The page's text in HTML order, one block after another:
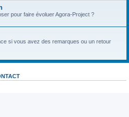
pour faire évoluer Agora-Project ?
si vous avez des remarques ou un retour